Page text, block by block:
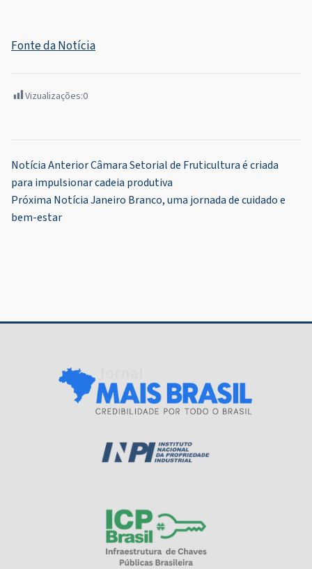
Fonte da Notícia
Vizualizações:0
Navegação
de
Post
Notícia AnteriorCâmara Setorial de Fruticultura é criada
para impulsionar cadeia produtiva
Próxima NotíciaJaneiro Branco, uma jornada de cuidado e
bem-estar